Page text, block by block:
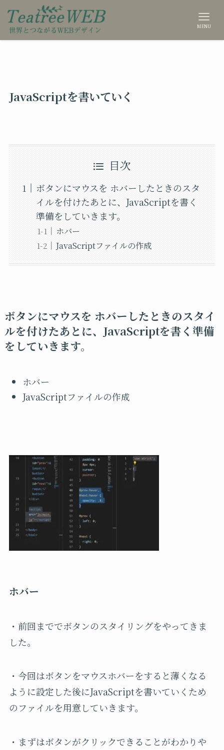
MENU
JavaScriptを書いていく
目次
ボタンにマウスを ホバーしたときのスタ
イルを付けたあとに、JavaScriptを書く
準備をしていきます。
ホバー
JavaScriptファイルの作成
ボタンにマウスを ホバーしたときのスタイ
ルを付けたあとに、JavaScriptを書く準備
をしていきます。
ホバー
JavaScriptファイルの作成
ホバー
・前回まででボタンのスタイリングをやってきま
した。
・今回はボタンをマウスホバーをすると薄くなる
ように設定した後にJavaScriptを書いていくため
のファイルを用意していきます。
・まずはボタンがクリックできることがわかりや